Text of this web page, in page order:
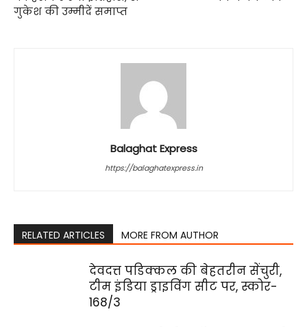
गुकेश की उम्मीदें समाप्त
Balaghat Express
https://balaghatexpress.in
RELATED ARTICLES MORE FROM AUTHOR
देवदत्त पडिक्कल की बेहतरीन सेंचुरी,
टीम इंडिया ड्राइविंग सीट पर, स्कोर-
168/3